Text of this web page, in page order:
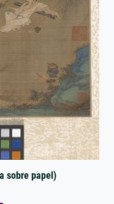
sobre papel)